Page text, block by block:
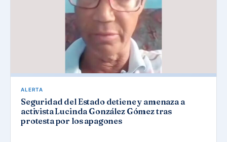
ALERTA
Seguridad del Estado detiene y amenaza a
activista Lucinda González Gómez tras
protesta por los apagones